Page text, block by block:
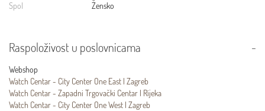
Spol
Žensko
Raspoloživost u poslovnicama
Webshop
Watch Centar - City Center One East | Zagreb
Watch Centar - Zapadni Trgovački Centar | Rijeka
Watch Centar - City Center One West | Zagreb